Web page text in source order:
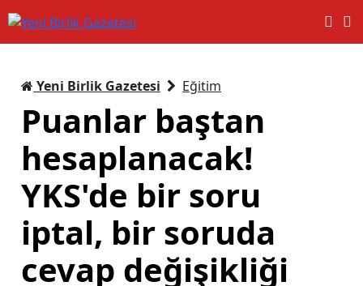
Yeni Birlik Gazetesi Eğitim
Puanlar baştan
hesaplanacak!
YKS'de bir soru
iptal, bir soruda
cevap değişikliği